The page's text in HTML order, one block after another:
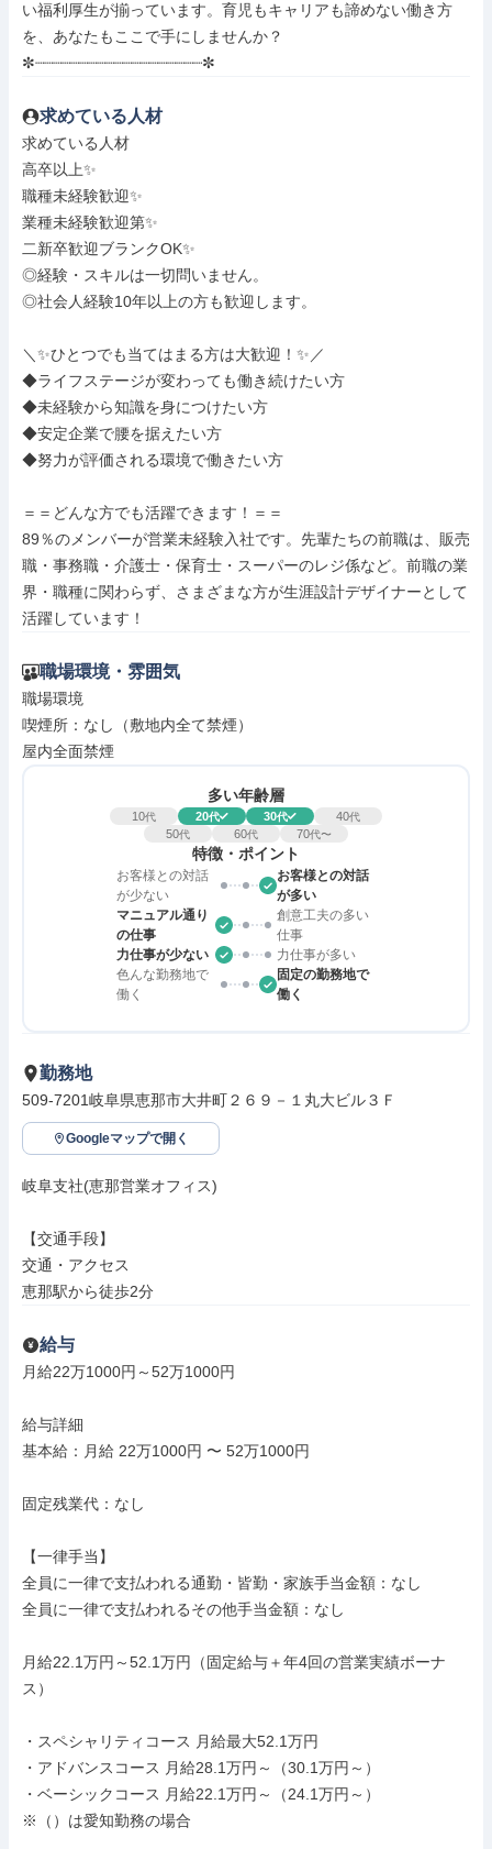
い福利厚生が揃っています。育児もキャリアも諦めない働き方
を、あなたもここで手にしませんか？
✼┈┈┈┈┈┈┈┈┈┈┈┈┈┈┈┈┈┈┈✼
求めている人材
求めている人材
高卒以上✨
職種未経験歓迎✨
業種未経験歓迎第✨
二新卒歓迎ブランクOK✨
◎経験・スキルは一切問いません。
◎社会人経験10年以上の方も歓迎します。
＼✨ひとつでも当てはまる方は大歓迎！✨／
◆ライフステージが変わっても働き続けたい方
◆未経験から知識を身につけたい方
◆安定企業で腰を据えたい方
◆努力が評価される環境で働きたい方
＝＝どんな方でも活躍できます！＝＝
89％のメンバーが営業未経験入社です。先輩たちの前職は、販売
職・事務職・介護士・保育士・スーパーのレジ係など。前職の業
界・職種に関わらず、さまざまな方が生涯設計デザイナーとして
活躍しています！
職場環境・雰囲気
職場環境
喫煙所：なし（敷地内全て禁煙）
屋内全面禁煙
多い年齢層
10代 20代 30代 40代
50代 60代 70代〜
特徴・ポイント
お客様との対話
が少ない
お客様との対話
が多い
マニュアル通り
の仕事
創意工夫の多い
仕事
力仕事が少ない
力仕事が多い
色んな勤務地で
働く
固定の勤務地で
働く
勤務地
509-7201岐阜県恵那市大井町２６９－１丸大ビル３Ｆ
Googleマップで開く
岐阜支社(恵那営業オフィス)
【交通手段】
交通・アクセス
恵那駅から徒歩2分
給与
月給22万1000円～52万1000円
給与詳細
基本給：月給 22万1000円 〜 52万1000円
固定残業代：なし
【一律手当】
全員に一律で支払われる通勤・皆勤・家族手当金額：なし
全員に一律で支払われるその他手当金額：なし
月給22.1万円～52.1万円（固定給与＋年4回の営業実績ボーナ
ス）
・スペシャリティコース 月給最大52.1万円
・アドバンスコース 月給28.1万円～（30.1万円～）
・ベーシックコース 月給22.1万円～（24.1万円～）
※（）は愛知勤務の場合